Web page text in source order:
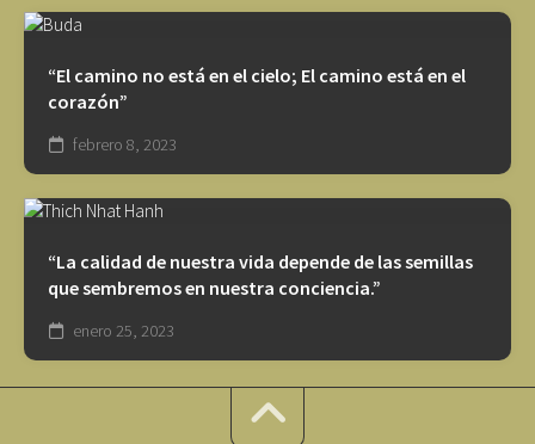
“El camino no está en el cielo; El camino está en el
corazón”
febrero 8, 2023
“La calidad de nuestra vida depende de las semillas
que sembremos en nuestra conciencia.”
enero 25, 2023